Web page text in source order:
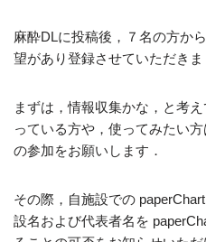
麻酔DLに投稿後，７名の方か
望があり登録させていただきま
まずは，情報収集かな，と考
っている方や，使ってみたい
の参加をお願いします．
その際，自施設での
設名および代表者名を